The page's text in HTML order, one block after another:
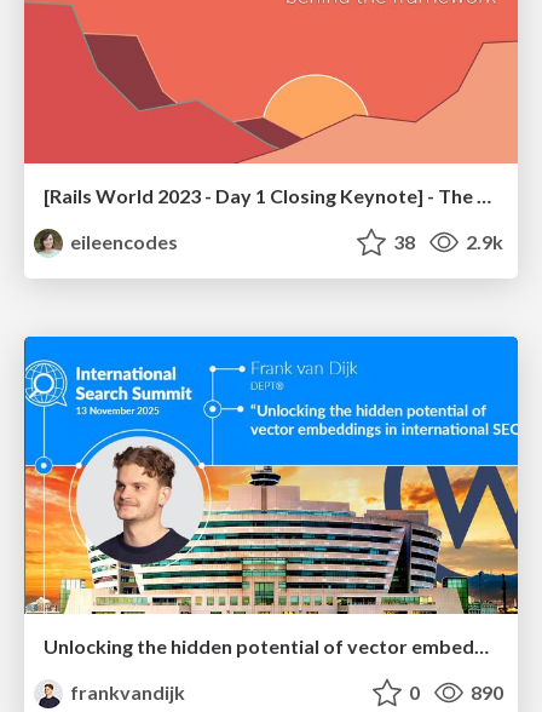
[Rails World 2023 - Day 1 Closing Keynote] - The Magic of Rails
eileencodes
38 2.9k
Unlocking the hidden potential of vector embeddings in international SEO
frankvandijk
0 890